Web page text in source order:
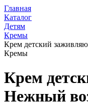
Главная
Каталог
Детям
Кремы
Крем детский
Кремы
Крем
Нежный